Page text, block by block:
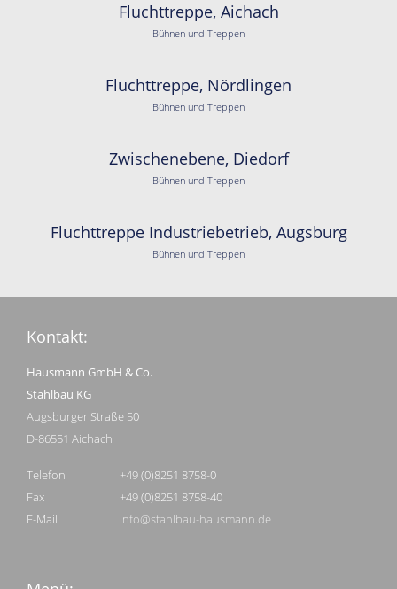
Fluchttreppe, Aichach
Bühnen und Treppen
Fluchttreppe, Nördlingen
Bühnen und Treppen
Zwischenebene, Diedorf
Bühnen und Treppen
Fluchttreppe Industriebetrieb, Augsburg
Bühnen und Treppen
Kontakt:
Hausmann GmbH & Co.
Stahlbau KG
Augsburger Straße 50
D-86551 Aichach
Telefon
Fax
E-Mail
+49 (0)8251 8758-0
+49 (0)8251 8758-40
info@stahlbau-hausmann.de